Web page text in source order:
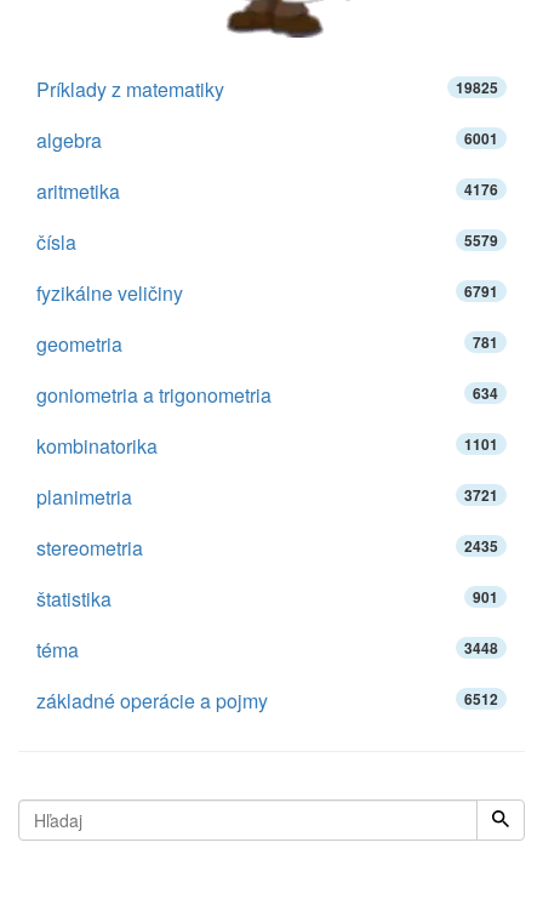
Príklady z matematiky 19825
algebra 6001
aritmetika 4176
čísla 5579
fyzikálne veličiny 6791
geometria 781
goniometria a trigonometria 634
kombinatorika 1101
planimetria 3721
stereometria 2435
štatistika 901
téma 3448
základné operácie a pojmy 6512